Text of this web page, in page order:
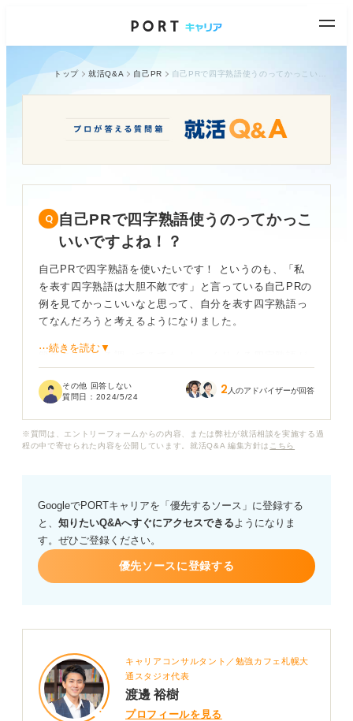
トップ 就活Q&A 自己PR
自己PRで四字熟語使うのってかっこ
いいですよね！？
自己PRで四字熟語を使いたいです！ というのも、「私
を表す四字熟語は大胆不敵です」と言っている自己PRの
例を見てかっこいいなと思って、自分を表す四字熟語っ
てなんだろうと考えるようになりました。
簡単にいろいろ調べてみても、しっくりくる四字熟語が
の四字熟語をぜひ教えていただきたいです！
から見たらどう思うんですか？ 高評価をもらえるコツと
⋯続きを読む▼
その他 回答しない
質問日： 2024/5/24 2 人のアドバイザーが回答
※質問は、エントリーフォームからの内容、または弊社が就活相談を実施する過
程の中で寄せられた内容を公開しています。就活Q&A 編集方針は こちら
GoogleでPORTキャリアを「優先するソース」に登録する
と、 知りたいQ&Aへすぐにアクセスできるようになりま
す。ぜひご登録ください。
優先ソースに登録する
キャリアコンサルタント／勉強カフェ札幌大
通スタジオ代表
渡邊 裕樹
プロフィールを見る